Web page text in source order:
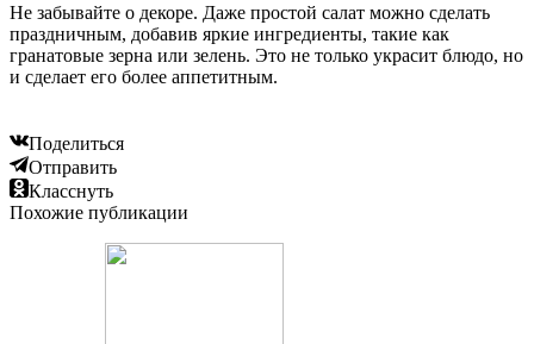
Не забывайте о декоре. Даже простой салат можно сделать
праздничным, добавив яркие ингредиенты, такие как
гранатовые зерна или зелень. Это не только украсит блюдо, но
и сделает его более аппетитным.
Поделиться
Отправить
Класснуть
Похожие публикации